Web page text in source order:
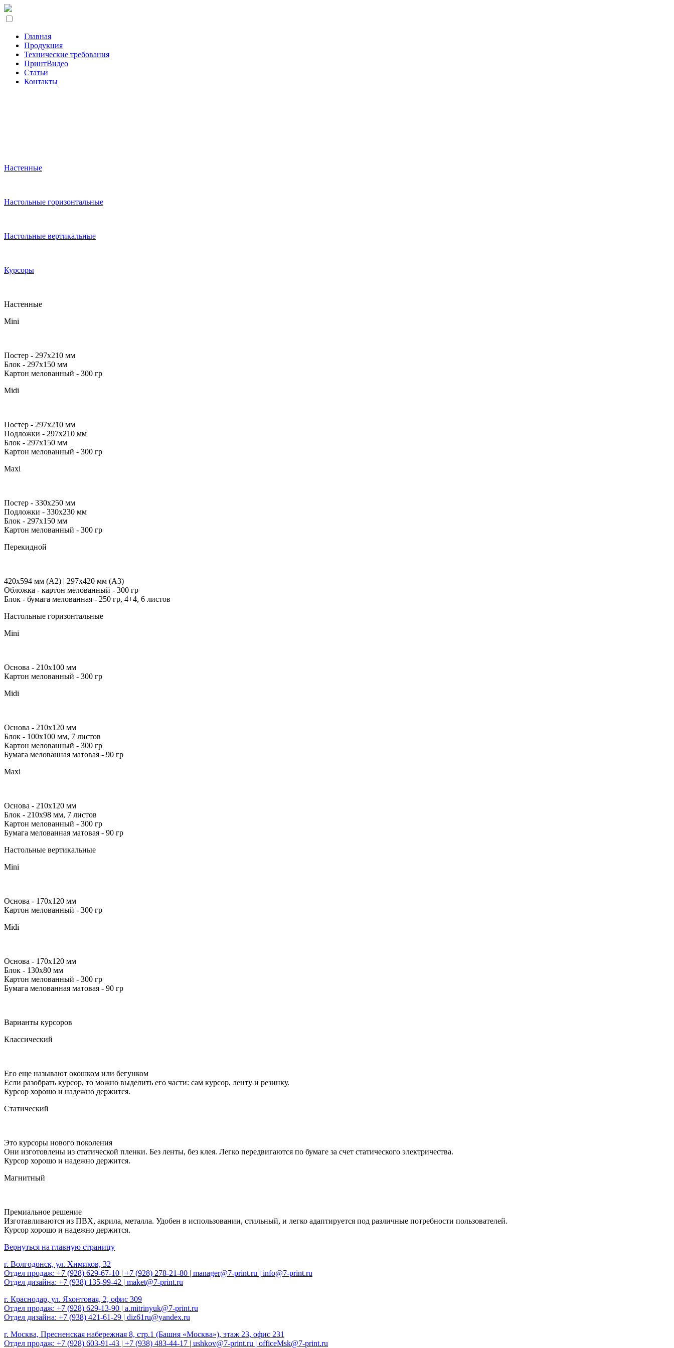
Главная
Продукция
Технические требования
ПринтВидео
Статьи
Контакты
Настенные
Настольные горизонтальные
Настольные вертикальные
Курсоры
Настенные
Mini
Постер - 297х210 мм
Блок - 297х150 мм
Картон мелованный - 300 гр
Midi
Постер - 297х210 мм
Подложки - 297х210 мм
Блок - 297х150 мм
Картон мелованный - 300 гр
Maxi
Постер - 330x250 мм
Подложки - 330х230 мм
Блок - 297х150 мм
Картон мелованный - 300 гр
Перекидной
420х594 мм (А2) | 297х420 мм (А3)
Обложка - картон мелованный - 300 гр
Блок - бумага мелованная - 250 гр, 4+4, 6 листов
Настольные горизонтальные
Mini
Основа - 210х100 мм
Картон мелованный - 300 гр
Midi
Основа - 210х120 мм
Блок - 100x100 мм, 7 листов
Картон мелованный - 300 гр
Бумага мелованная матовая - 90 гр
Maxi
Основа - 210х120 мм
Блок - 210x98 мм, 7 листов
Картон мелованный - 300 гр
Бумага мелованная матовая - 90 гр
Настольные вертикальные
Mini
Основа - 170х120 мм
Картон мелованный - 300 гр
Midi
Основа - 170х120 мм
Блок - 130x80 мм
Картон мелованный - 300 гр
Бумага мелованная матовая - 90 гр
Варианты курсоров
Классический
Его еще называют окошком или бегунком
Если разобрать курсор, то можно выделить его части: сам курсор, ленту и резинку.
Курсор хорошо и надежно держится.
Статический
Это курсоры нового поколения
Они изготовлены из статической пленки. Без ленты, без клея. Легко передвигаются по бумаге за счет статического электричества.
Курсор хорошо и надежно держится.
Магнитный
Премиальное решение
Изготавливаются из ПВХ, акрила, металла. Удобен в использовании, стильный, и легко адаптируется под различные потребности пользователей.
Курсор хорошо и надежно держится.
Вернуться на главную страницу
г. Волгодонск, ул. Химиков, 32
Отдел продаж: +7 (928) 629-67-10 | +7 (928) 278-21-80 | manager@7-print.ru | info@7-print.ru
Отдел дизайна: +7 (938) 135-99-42 | maket@7-print.ru
г. Краснодар, ул. Яхонтовая, 2, офис 309
Отдел продаж: +7 (928) 629-13-90 | a.mitrinyuk@7-print.ru
Отдел дизайна: +7 (938) 421-61-29 | diz61ru@yandex.ru
г. Москва, Пресненская набережная 8, стр.1 (Башня «Москва»), этаж 23, офис 231
Отдел продаж: +7 (928) 603-91-43 | +7 (938) 483-44-17 | ushkov@7-print.ru | officeMsk@7-print.ru